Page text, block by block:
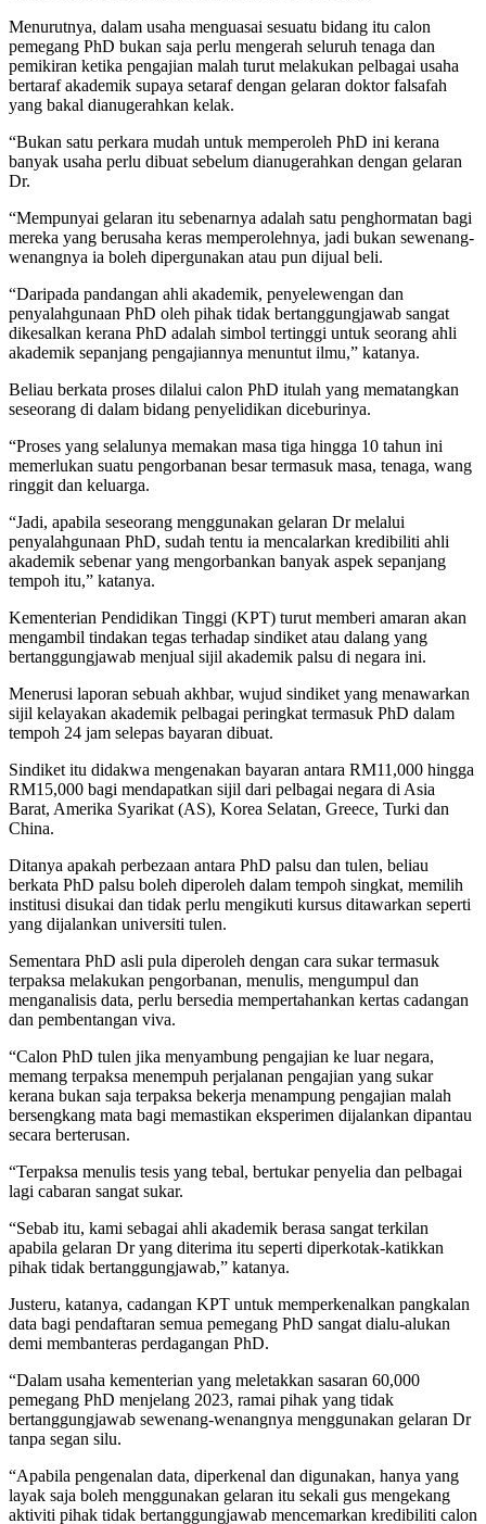
Menurutnya, dalam usaha menguasai sesuatu bidang itu calon
pemegang PhD bukan saja perlu mengerah seluruh tenaga dan
pemikiran ketika pengajian malah turut melakukan pelbagai usaha
bertaraf akademik supaya setaraf dengan gelaran doktor falsafah
yang bakal dianugerahkan kelak.
“Bukan satu perkara mudah untuk memperoleh PhD ini kerana
banyak usaha perlu dibuat sebelum dianugerahkan dengan gelaran
Dr.
“Mempunyai gelaran itu sebenarnya adalah satu penghormatan bagi
mereka yang berusaha keras memperolehnya, jadi bukan sewenang-
wenangnya ia boleh dipergunakan atau pun dijual beli.
“Daripada pandangan ahli akademik, penyelewengan dan
penyalahgunaan PhD oleh pihak tidak bertanggungjawab sangat
dikesalkan kerana PhD adalah simbol tertinggi untuk seorang ahli
akademik sepanjang pengajiannya menuntut ilmu,” katanya.
Beliau berkata proses dilalui calon PhD itulah yang mematangkan
seseorang di dalam bidang penyelidikan diceburinya.
“Proses yang selalunya memakan masa tiga hingga 10 tahun ini
memerlukan suatu pengorbanan besar termasuk masa, tenaga, wang
ringgit dan keluarga.
“Jadi, apabila seseorang menggunakan gelaran Dr melalui
penyalahgunaan PhD, sudah tentu ia mencalarkan kredibiliti ahli
akademik sebenar yang mengorbankan banyak aspek sepanjang
tempoh itu,” katanya.
Kementerian Pendidikan Tinggi (KPT) turut memberi amaran akan
mengambil tindakan tegas terhadap sindiket atau dalang yang
bertanggungjawab menjual sijil akademik palsu di negara ini.
Menerusi laporan sebuah akhbar, wujud sindiket yang menawarkan
sijil kelayakan akademik pelbagai peringkat termasuk PhD dalam
tempoh 24 jam selepas bayaran dibuat.
Sindiket itu didakwa mengenakan bayaran antara RM11,000 hingga
RM15,000 bagi mendapatkan sijil dari pelbagai negara di Asia
Barat, Amerika Syarikat (AS), Korea Selatan, Greece, Turki dan
China.
Ditanya apakah perbezaan antara PhD palsu dan tulen, beliau
berkata PhD palsu boleh diperoleh dalam tempoh singkat, memilih
institusi disukai dan tidak perlu mengikuti kursus ditawarkan seperti
yang dijalankan universiti tulen.
Sementara PhD asli pula diperoleh dengan cara sukar termasuk
terpaksa melakukan pengorbanan, menulis, mengumpul dan
menganalisis data, perlu bersedia mempertahankan kertas cadangan
dan pembentangan viva.
“Calon PhD tulen jika menyambung pengajian ke luar negara,
memang terpaksa menempuh perjalanan pengajian yang sukar
kerana bukan saja terpaksa bekerja menampung pengajian malah
bersengkang mata bagi memastikan eksperimen dijalankan dipantau
secara berterusan.
“Terpaksa menulis tesis yang tebal, bertukar penyelia dan pelbagai
lagi cabaran sangat sukar.
“Sebab itu, kami sebagai ahli akademik berasa sangat terkilan
apabila gelaran Dr yang diterima itu seperti diperkotak-katikkan
pihak tidak bertanggungjawab,” katanya.
Justeru, katanya, cadangan KPT untuk memperkenalkan pangkalan
data bagi pendaftaran semua pemegang PhD sangat dialu-alukan
demi membanteras perdagangan PhD.
“Dalam usaha kementerian yang meletakkan sasaran 60,000
pemegang PhD menjelang 2023, ramai pihak yang tidak
bertanggungjawab sewenang-wenangnya menggunakan gelaran Dr
tanpa segan silu.
“Apabila pengenalan data, diperkenal dan digunakan, hanya yang
layak saja boleh menggunakan gelaran itu sekali gus mengekang
aktiviti pihak tidak bertanggungjawab mencemarkan kredibiliti calon